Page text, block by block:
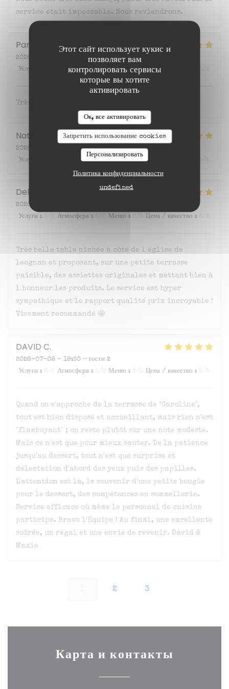
Этот сайт использует кукис и
позволяет вам
контролировать сервисы
которые вы хотите
активировать
Ок, все активировать
Запретить использование cookies
Персонализировать
Политика конфиденциальности
undefined
service était impeccable. Nous reviendrons.
Pamela
2026-07-16
- 20:00 - гости 2
Услуги
Атмосфера: 5/5 Меню: 5/5 Цена / качество
Très très bon !!! Plein de saveurs bravo ♥️
Natacha
2026-07-11
- 19:30 - гости 2
Услуги
Атмосфера: 5/5 Меню: 5/5 Цена / качество
Delphine
2026-07-09
Услуги : Атмосфера : Меню : Цена / качество :
Très belle table nichée à côté de l église de
leognan et proposant, sur une petite terrasse
paisible, des assiettes originales et mettant bien à
l honneur les produits. Le service est hyper
sympathique et le rapport qualité prix incroyable !
Vivement recommandé 🤩
DAVID C
2026-07-08 - 19:30 - гости 2
Услуги : Атмосфера : Меню : Цена / качество :
Quand on s'approche de la terrasse de "Caroline",
tout est bien disposé et accueillant, mais rien n'est
"flamboyant" ; on reste plutôt sur une note modeste.
Mais ce n'est que pour mieux sauter. De la patience
jusqu'au dessert, tout n'est que surprise et
délectation d'abord des yeux puis des papilles.
L'attention est là, le souvenir d'une petite bougie
pour le dessert, des compétences en sommellerie.
Service efficace où même le personnel de cuisine
participe. Bravo l'Équipe ! Au final, une excellente
soirée, un régal et une envie de revenir. David &
Maxie
2 3
Карта и контакты